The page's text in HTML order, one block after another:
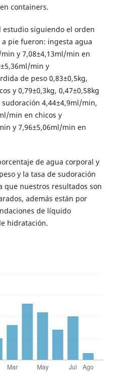
containers.
estudio siguiendo el orden
pie fueron: ingesta agua
y 7,08±4,13ml/min en
min y
de peso 0,83±0,5kg,
y 0,79±0,3kg, 0,47±0,58kg
sudoración 4,44±4,9ml/min,
min en chicos y
y 7,96±5,06ml/min en
de agua corporal y
y la tasa de sudoración
que nuestros resultados son
además están por
de líquido
hidratación.